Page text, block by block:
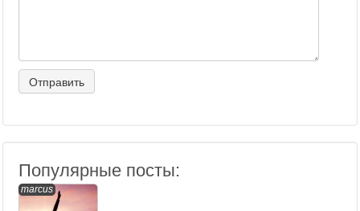
Популярные посты:
marcus